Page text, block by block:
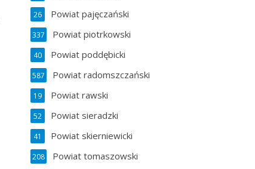
Powiat pajęczański
26
Powiat piotrkowski
337
Powiat poddębicki
40
Powiat radomszczański
587
Powiat rawski
19
Powiat sieradzki
52
Powiat skierniewicki
41
Powiat tomaszowski
208